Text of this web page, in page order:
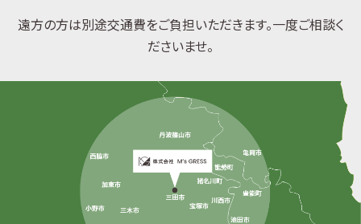
遠方の方は別途交通費をご負担いただきます。一度ご相談く
ださいませ。